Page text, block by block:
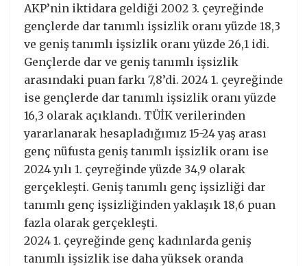
AKP’nin iktidara geldiği 2002 3. çeyreğinde
gençlerde dar tanımlı işsizlik oranı yüzde 18,3
ve geniş tanımlı işsizlik oranı yüzde 26,1 idi.
Gençlerde dar ve geniş tanımlı işsizlik
arasındaki puan farkı 7,8’di. 2024 1. çeyreğinde
ise gençlerde dar tanımlı işsizlik oranı yüzde
16,3 olarak açıklandı. TÜİK verilerinden
yararlanarak hesapladığımız 15-24 yaş arası
genç nüfusta geniş tanımlı işsizlik oranı ise
2024 yılı 1. çeyreğinde yüzde 34,9 olarak
gerçekleşti. Geniş tanımlı genç işsizliği dar
tanımlı genç işsizliğinden yaklaşık 18,6 puan
fazla olarak gerçekleşti.
2024 1. çeyreğinde genç kadınlarda geniş
tanımlı işsizlik ise daha yüksek oranda